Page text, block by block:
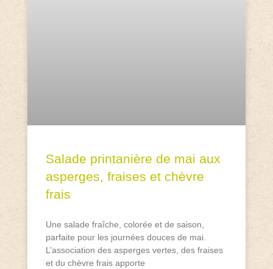
Salade printanière de mai aux
asperges, fraises et chèvre
frais
Une salade fraîche, colorée et de saison,
parfaite pour les journées douces de mai.
L’association des asperges vertes, des fraises
et du chèvre frais apporte